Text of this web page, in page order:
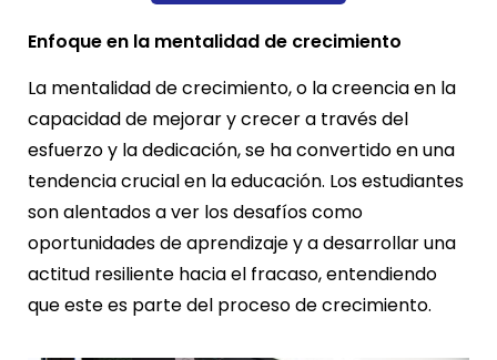
Enfoque en la mentalidad de crecimiento
La mentalidad de crecimiento, o la creencia en la
capacidad de mejorar y crecer a través del
esfuerzo y la dedicación, se ha convertido en una
tendencia crucial en la educación. Los estudiantes
son alentados a ver los desafíos como
oportunidades de aprendizaje y a desarrollar una
actitud resiliente hacia el fracaso, entendiendo
que este es parte del proceso de crecimiento.